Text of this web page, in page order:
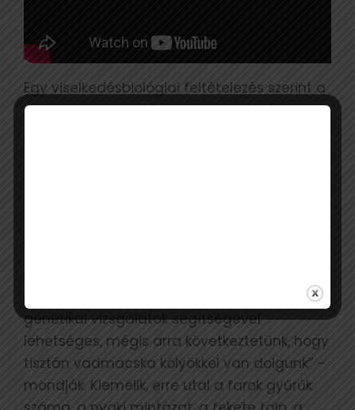
Egy viselkedésbiológiai feltételezés szerint a
dagasztás a territórium megjelölésének
genetikai vizsgálatok segítségével
lehetséges, mégis arra következtetünk, hogy
tisztán vadmacska kölyökkel van dolgunk” –
mondják. Kiemelik, erre utal a farok gyűrűk